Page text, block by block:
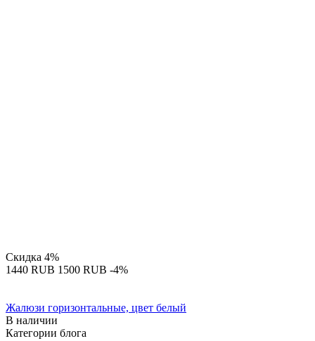
Скидка 4%
‍1440‍ RUB ‍1500‍ RUB -4%
Жалюзи горизонтальные, цвет белый
В наличии
Категории блога